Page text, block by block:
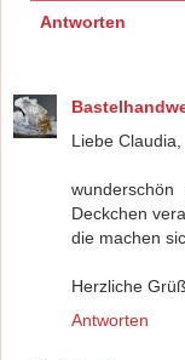
Antworten
Liebe Claudia,
Deckchen
die machen
Herzliche
Antworten